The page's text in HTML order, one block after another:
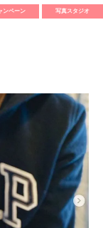
ンペーン 写真スタジオ